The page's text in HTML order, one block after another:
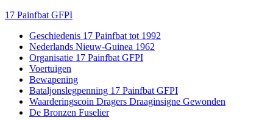
17 Painfbat GFPI
Geschiedenis 17 Painfbat tot 1992
Nederlands Nieuw-Guinea 1962
Organisatie 17 Painfbat GFPI
Voertuigen
Bewapening
Bataljonslegpenning 17 Painfbat GFPI
Waarderingscoin Dragers Draaginsigne Gewonden
De Bronzen Fuselier